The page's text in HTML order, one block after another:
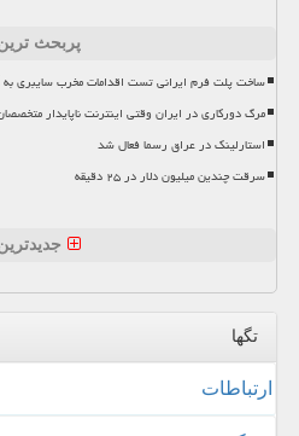
پربحث
ساخت پلت فرم ایرانی تست اقدامات مخرب سایبری به AI
مرگ دورکاری در ایران وقتی اینترنت ناپایدار
استارلینک در عراق رسما فعال شد
سرقت چندین میلیون دلار در ۲۵ دقیقه
تگها
ارتباطات